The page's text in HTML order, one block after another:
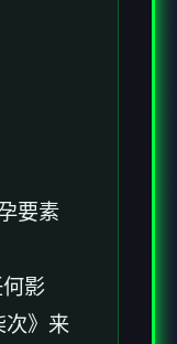
要素
影
次》来